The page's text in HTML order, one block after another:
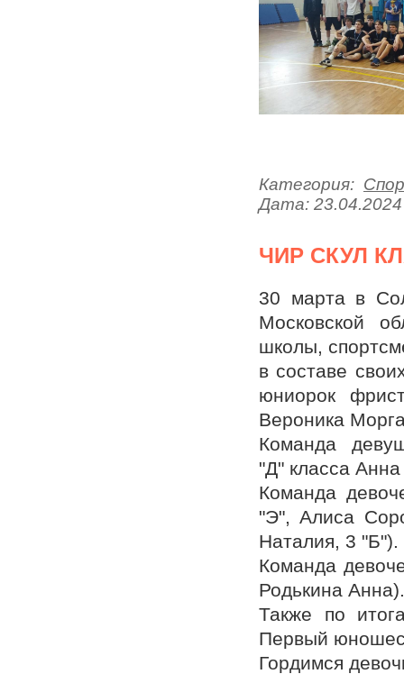
Категория:
Дата: 23.04.2024
ЧИР СКУЛ
30 марта в
Московской
школы,
в составе
юниорок
Вероника
Команда
"Д" класса
Команда
"Э", Алиса
Наталия, 3 "Б").
Команда
Родькина Анна).
Также по
Первый
Гордимся